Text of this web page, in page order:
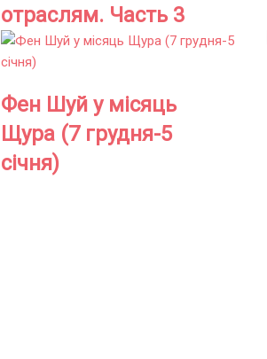
отраслям. Часть 3
Фен Шуй у місяць
Щура (7 грудня-5
січня)